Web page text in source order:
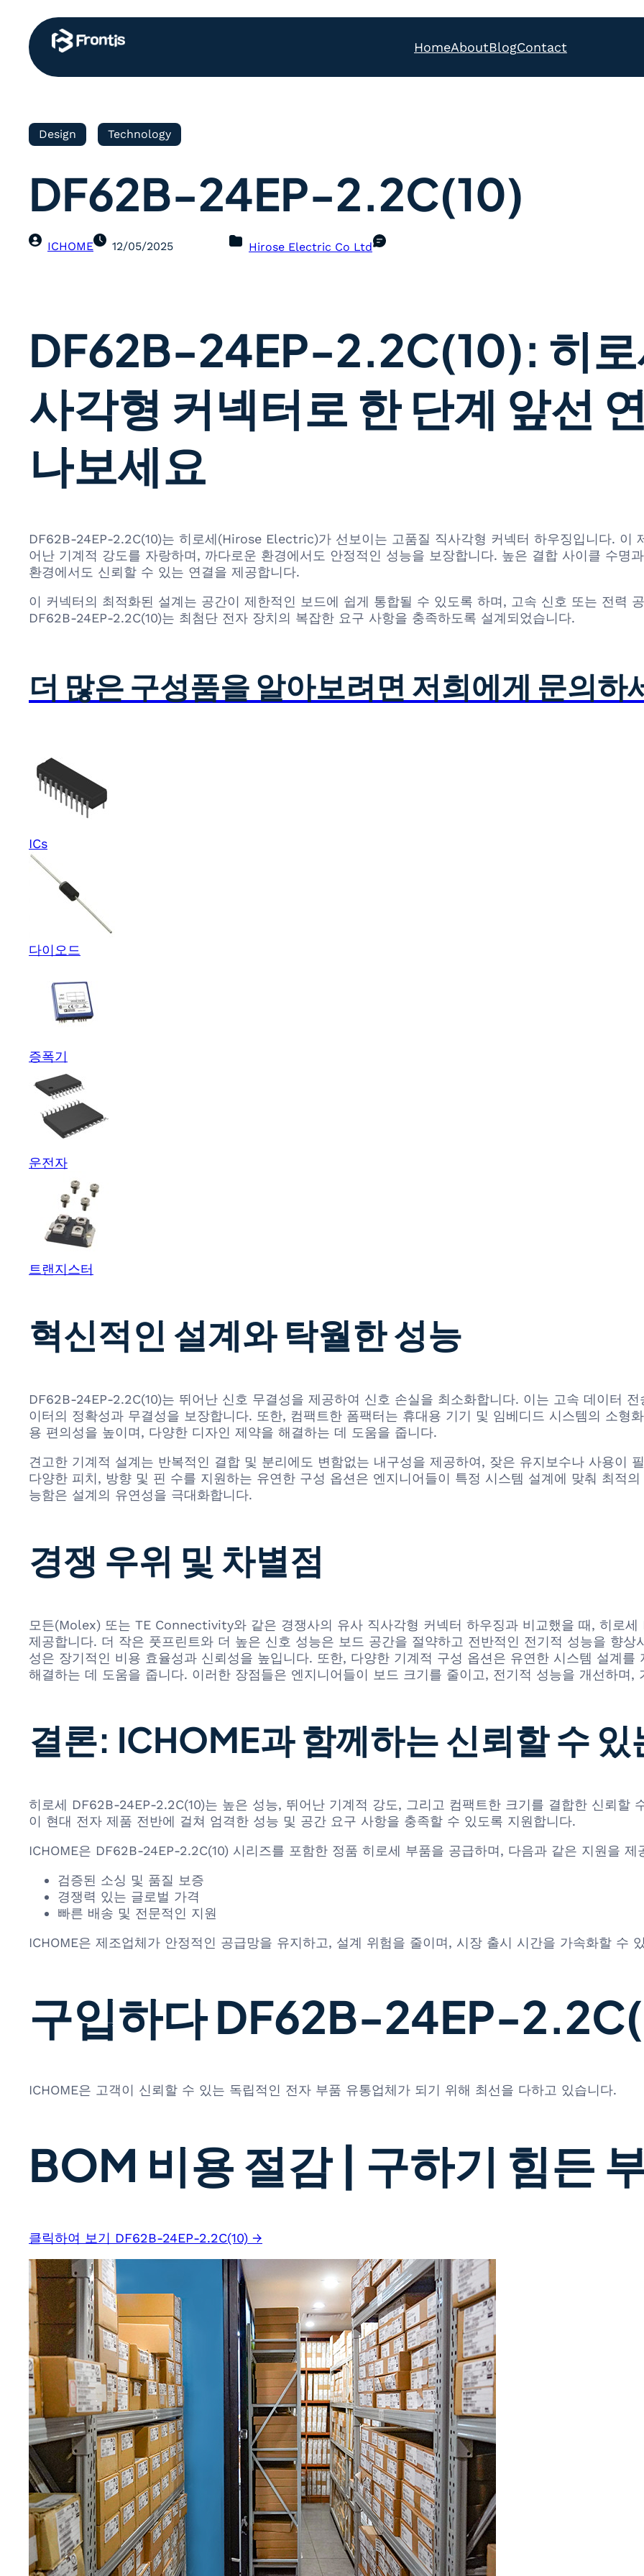
HomeAboutBlogContact
Design Technology
DF62B-24EP-2.2C(10)
ICHOME 12/05/2025 Hirose Electric Co Ltd
DF62B-24EP-2.2C(10): 히로
사각형 커넥터로 한 단계 앞선
나보세요
DF62B-24EP-2.2C(10)는 히로세(Hirose Electric)가 선보이는 고품질 직사각형 커넥터 하우징입니다. 이
어난 기계적 강도를 자랑하며, 까다로운 환경에서도 안정적인 성능을 보장합니다. 높은 결합 사이클 수명
환경에서도 신뢰할 수 있는 연결을 제공합니다.
이 커넥터의 최적화된 설계는 공간이 제한적인 보드에 쉽게 통합될 수 있도록 하며, 고속 신호 또는 전력
DF62B-24EP-2.2C(10)는 최첨단 전자 장치의 복잡한 요구 사항을 충족하도록 설계되었습니다.
더 많은 구성품을 알아보려면 저희에게 문의하
ICs
다이오드
증폭기
운전자
트랜지스터
혁신적인 설계와 탁월한 성능
DF62B-24EP-2.2C(10)는 뛰어난 신호 무결성을 제공하여 신호 손실을 최소화합니다. 이는 고속 데이터
이터의 정확성과 무결성을 보장합니다. 또한, 컴팩트한 폼팩터는 휴대용 기기 및 임베디드 시스템의 소형
용 편의성을 높이며, 다양한 디자인 제약을 해결하는 데 도움을 줍니다.
견고한 기계적 설계는 반복적인 결합 및 분리에도 변함없는 내구성을 제공하여, 잦은 유지보수나 사용이
다양한 피치, 방향 및 핀 수를 지원하는 유연한 구성 옵션은 엔지니어들이 특정 시스템 설계에 맞춰 최적
능함은 설계의 유연성을 극대화합니다.
경쟁 우위 및 차별점
모든(Molex) 또는 TE Connectivity와 같은 경쟁사의 유사 직사각형 커넥터 하우징과 비교했을 때, 히로
제공합니다. 더 작은 풋프린트와 더 높은 신호 성능은 보드 공간을 절약하고 전반적인 전기적 성능을 향
성은 장기적인 비용 효율성과 신뢰성을 높입니다. 또한, 다양한 기계적 구성 옵션은 유연한 시스템 설계
해결하는 데 도움을 줍니다. 이러한 장점들은 엔지니어들이 보드 크기를 줄이고, 전기적 성능을 개선하며
결론: ICHOME과 함께하는 신뢰할 수 있
히로세 DF62B-24EP-2.2C(10)는 높은 성능, 뛰어난 기계적 강도, 그리고 컴팩트한 크기를 결합한 신뢰할
이 현대 전자 제품 전반에 걸쳐 엄격한 성능 및 공간 요구 사항을 충족할 수 있도록 지원합니다.
ICHOME은 DF62B-24EP-2.2C(10) 시리즈를 포함한 정품 히로세 부품을 공급하며, 다음과 같은 지원을 제
검증된 소싱 및 품질 보증
경쟁력 있는 글로벌 가격
빠른 배송 및 전문적인 지원
ICHOME은 제조업체가 안정적인 공급망을 유지하고, 설계 위험을 줄이며, 시장 출시 시간을 가속화할 수
구입하다 DF62B-24EP-
ICHOME은 고객이 신뢰할 수 있는 독립적인 전자 부품 유통업체가 되기 위해 최선을 다하고 있습니다.
BOM 비용 절감 | 구하기 힘든
클릭하여 보기 DF62B-24EP-2.2C(10) →